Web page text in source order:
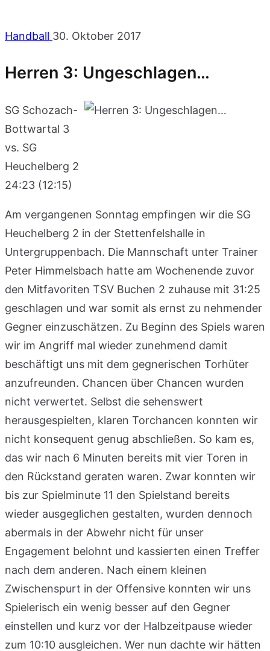
Handball 30. Oktober 2017
Herren 3: Ungeschlagen…
SG Schozach-
Bottwartal 3
vs. SG
Heuchelberg 2
24:23 (12:15)
Am vergangenen Sonntag empfingen wir die SG
Heuchelberg 2 in der Stettenfelshalle in
Untergruppenbach. Die Mannschaft unter Trainer
Peter Himmelsbach hatte am Wochenende zuvor
den Mitfavoriten TSV Buchen 2 zuhause mit 31:25
geschlagen und war somit als ernst zu nehmender
Gegner einzuschätzen. Zu Beginn des Spiels waren
wir im Angriff mal wieder zunehmend damit
beschäftigt uns mit dem gegnerischen Torhüter
anzufreunden. Chancen über Chancen wurden
nicht verwertet. Selbst die sehenswert
herausgespielten, klaren Torchancen konnten wir
nicht konsequent genug abschließen. So kam es,
das wir nach 6 Minuten bereits mit vier Toren in
den Rückstand geraten waren. Zwar konnten wir
bis zur Spielminute 11 den Spielstand bereits
wieder ausgeglichen gestalten, wurden dennoch
abermals in der Abwehr nicht für unser
Engagement belohnt und kassierten einen Treffer
nach dem anderen. Nach einem kleinen
Zwischenspurt in der Offensive konnten wir uns
Spielerisch ein wenig besser auf den Gegner
einstellen und kurz vor der Halbzeitpause wieder
zum 10:10 ausgleichen. Wer nun dachte wir hätten